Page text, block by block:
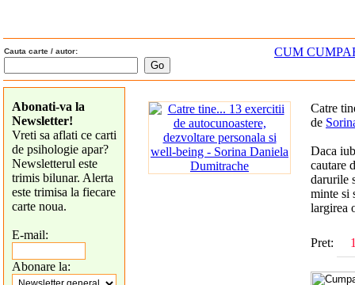
Cauta carte / autor: CUM
Abonati-va la
Newsletter!
Vreti sa aflati ce carti
de psihologie apar?
Newsletterul este
trimis bilunar. Alerta
este trimisa la fiecare
carte noua.
E-mail:
Abonare la:
Catre
de
Daca
cautare
darurile
minte si
largirea
Pret: